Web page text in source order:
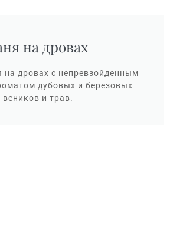
на дровах
на дровах с непревзойденным
дубовых и березовых
веников и трав.